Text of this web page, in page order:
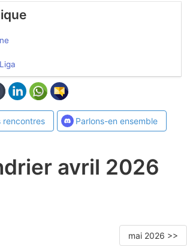
rencontres Parlons-en ensemble
avril 2026
mai 2026 >>